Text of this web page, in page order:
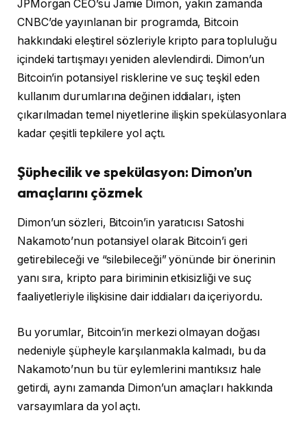
JPMorgan CEO’su Jamie Dimon, yakın zamanda
CNBC’de yayınlanan bir programda, Bitcoin
hakkındaki eleştirel sözleriyle kripto para topluluğu
içindeki tartışmayı yeniden alevlendirdi. Dimon’un
Bitcoin’in potansiyel risklerine ve suç teşkil eden
kullanım durumlarına değinen iddiaları, işten
çıkarılmadan temel niyetlerine ilişkin spekülasyonlara
kadar çeşitli tepkilere yol açtı.
Şüphecilik ve spekülasyon: Dimon’un
amaçlarını çözmek
Dimon’un sözleri, Bitcoin’in yaratıcısı Satoshi
Nakamoto’nun potansiyel olarak Bitcoin’i geri
getirebileceği ve “silebileceği” yönünde bir önerinin
yanı sıra, kripto para biriminin etkisizliği ve suç
faaliyetleriyle ilişkisine dair iddiaları da içeriyordu.
Bu yorumlar, Bitcoin’in merkezi olmayan doğası
nedeniyle şüpheyle karşılanmakla kalmadı, bu da
Nakamoto’nun bu tür eylemlerini mantıksız hale
getirdi, aynı zamanda Dimon’un amaçları hakkında
varsayımlara da yol açtı.